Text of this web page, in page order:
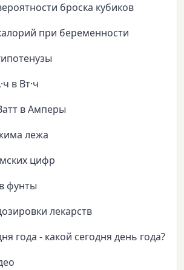
броска кубиков
при беременности
в Вт·ч
в Амперы
лежа
цифр
фунты
лекарств
года - какой сегодня день года?